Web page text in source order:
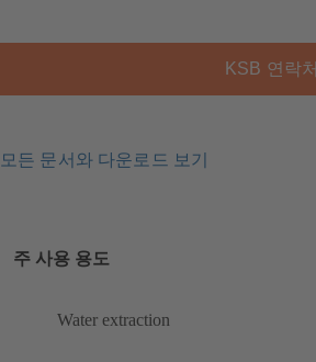
KSB 연락처
모든 문서와 다운로드 보기
주 사용 용도
Water extraction